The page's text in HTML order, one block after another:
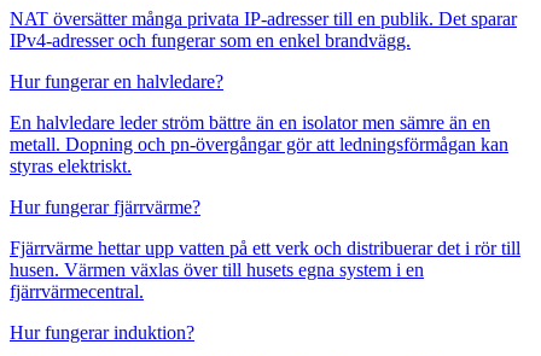
NAT översätter många privata IP-adresser till en publik. Det sparar
IPv4-adresser och fungerar som en enkel brandvägg.
Hur fungerar en halvledare?
En halvledare leder ström bättre än en isolator men sämre än en
metall. Dopning och pn-övergångar gör att ledningsförmågan kan
styras elektriskt.
Hur fungerar fjärrvärme?
Fjärrvärme hettar upp vatten på ett verk och distribuerar det i rör till
husen. Värmen växlas över till husets egna system i en
fjärrvärmecentral.
Hur fungerar induktion?